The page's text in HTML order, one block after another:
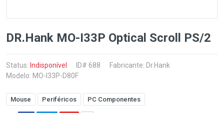
DR.Hank MO-I33P Optical Scroll PS/2
Status: Indisponível ID# 688 Fabricante: Dr.Hank
Modelo: MO-I33P-D80F
Mouse Periféricos PC Componentes